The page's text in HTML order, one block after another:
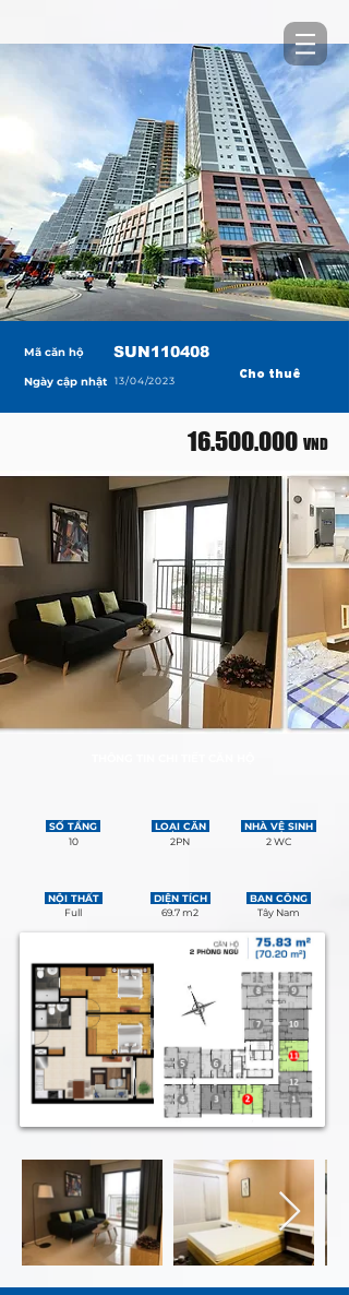
Mã căn hộ
Ngày cập nhật
SUN110408
13/04/2023 Cho thuê
VND
16.500.000
SỐ TẦNG
10
LOẠI CĂN
2PN
NHÀ VỆ SINH
2 WC
NỘI THẤT
Full
DIỆN TÍCH
69.7 m2
BAN CÔNG
Tây Nam